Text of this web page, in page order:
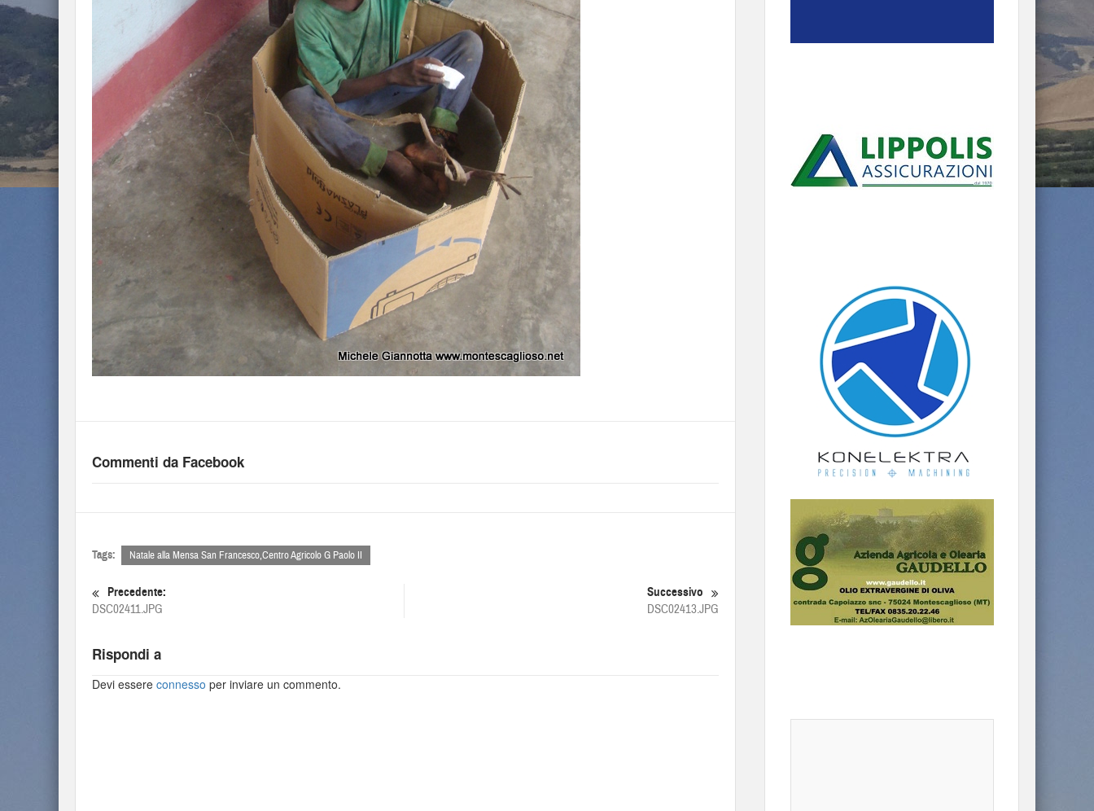
Commenti da Facebook
Tags: Natale alla Mensa San Francesco,Centro Agricolo G Paolo II
Precedente:
DSC02411.JPG
Successivo
DSC02413.JPG
Rispondi a
Devi essere connesso per inviare un commento.